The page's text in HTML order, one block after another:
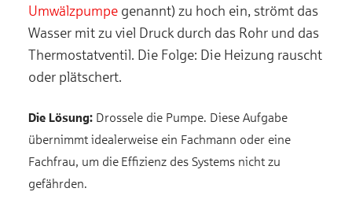
Umwälzpumpe genannt) zu hoch ein, strömt das
Wasser mit zu viel Druck durch das Rohr und das
Thermostatventil. Die Folge: Die Heizung rauscht
oder plätschert.
Die Lösung: Drossele die Pumpe. Diese Aufgabe
übernimmt idealerweise ein Fachmann oder eine
Fachfrau, um die Effizienz des Systems nicht zu
gefährden.